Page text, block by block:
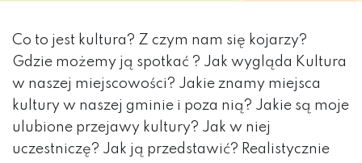
Co to jest kultura? Z czym nam się kojarzy?
Gdzie możemy ją spotkać ? Jak wygląda Kultura
w naszej miejscowości? Jakie znamy miejsca
kultury w naszej gminie i poza nią? Jakie są moje
ulubione przejawy kultury? Jak w niej
uczestniczę? Jak ją przedstawić? Realistycznie